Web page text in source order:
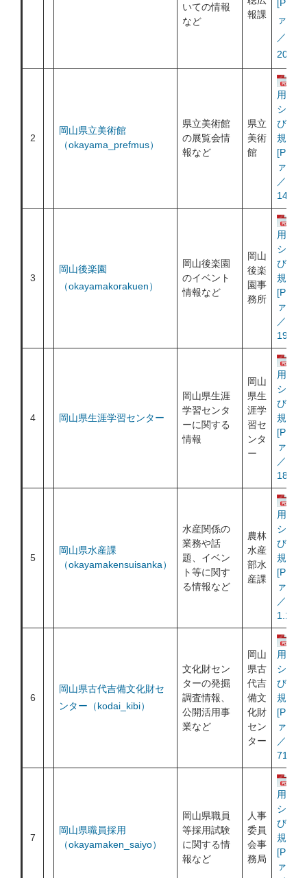
いての情報
など
報課
[PDF
ァイル
／
2
岡山県立美術館
（okayama_prefmus）
県立美術館
の展覧会情
報など
県立
美術
館
用ポリ
シー及
び利用
規約
[PDF
ァイル
／
3
岡山後楽園
（okayamakorakuen）
岡山後楽園
のイベント
情報など
岡山
後楽
園事
務所
用ポリ
シー及
び利用
規約
[PDF
ァイル
／
4 岡山県生涯学習センター
岡山県生涯
学習センタ
ーに関する
情報
岡山
県生
涯学
習セ
ンタ
ー
用ポリ
シー及
び利用
規約
[PDF
ァイル
／
5
岡山県水産課
（okayamakensuisanka）
水産関係の
業務や話
題、イベン
ト等に関す
る情報など
農林
水産
部水
産課
用ポリ
シー及
び利用
規約
[PDF
ァイル
／
6
岡山県古代吉備文化財セ
ンター（kodai_kibi）
文化財セン
ターの発掘
調査情報、
公開活用事
業など
岡山
県古
代吉
備文
化財
セン
ター
用ポリ
シー及
び利用
規約
[PDF
ァイル
／
7
岡山県職員採用
（okayamaken_saiyo）
岡山県職員
等採用試験
に関する情
報など
人事
委員
会事
務局
用ポリ
シー及
び利用
規約
[PDF
ァイル